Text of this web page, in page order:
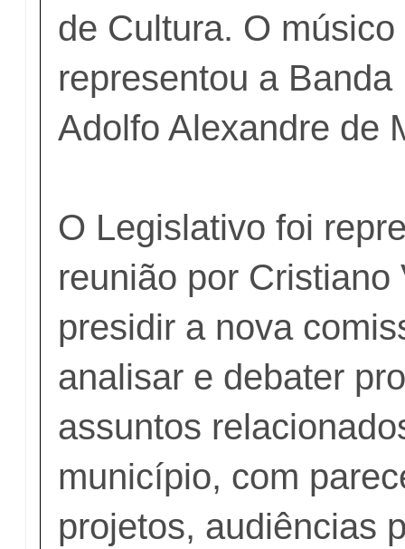
de Cultura. O
representou a
Adolfo Alexandre de
O Legislativo foi
reunião por Cristiano
presidir a nova
analisar e debater
assuntos
município, com
projetos, audiências